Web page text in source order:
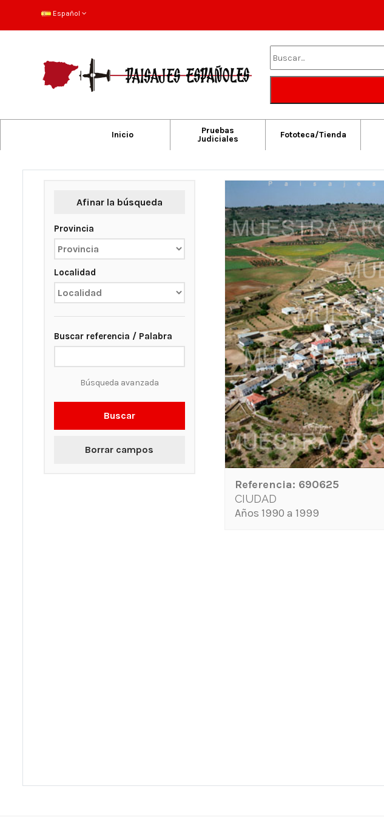
Español
Inicio
Pruebas
Judiciales
Fototeca/Tienda
Afinar la búsqueda
Provincia
Localidad
Buscar referencia / Palabra
Búsqueda avanzada
Buscar
Borrar campos
Referencia: 690625
CIUDAD
Años 1990 a 1999